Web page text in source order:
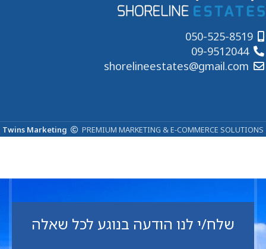
09-9512044
Twins Marketing PREMIUM MARKETING & E-COMMERCE SOLUTIONS
שלח/י לנו הודעה בנוגע לכל שאלה